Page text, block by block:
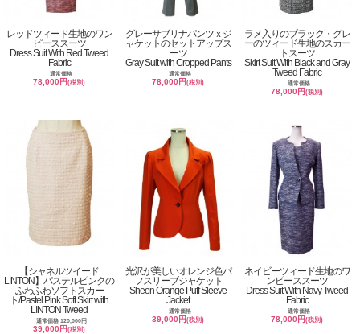
レッドツィード生地のワン
ピーススーツ
Dress Suit With Red Tweed
Fabric
通常価格
78,000円(税別)
グレーサブリナパンツｘジ
ャケットのセットアップス
ーツ
Gray Suit with Cropped Pants
通常価格
78,000円(税別)
ラメ入りのブラック・グレ
ーのツィード生地のスカー
トスーツ
Skirt Suit With Black and Gray
Tweed Fabric
通常価格
78,000円(税別)
【シャネルツイード
LINTON】パステルピンクの
ふわふわソフトスカー
ト/Pastel Pink Soft Skirt with
LINTON Tweed
通常価格 120,000円
39,000円(税別)
光沢が美しいオレンジ色パ
フスリーブジャケット
Sheen Orange Puff Sleeve
Jacket
通常価格
39,000円(税別)
ネイビーツィード生地のワ
ンピーススーツ
Dress Suit With Navy Tweed
Fabric
通常価格
78,000円(税別)